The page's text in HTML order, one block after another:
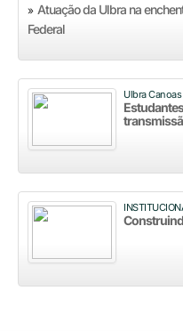
» Atuação da Ulbra na
Federal
Ulbra Canoas